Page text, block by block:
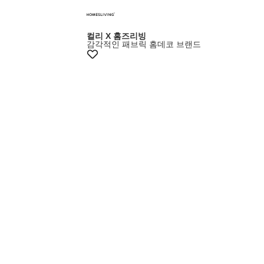
컬리 X 홈즈리빙
감각적인 패브릭 홈데코 브랜드